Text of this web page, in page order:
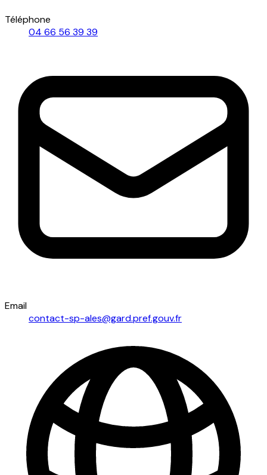
Téléphone
04 66 56 39 39
Email
contact-sp-ales@gard.pref.gouv.fr